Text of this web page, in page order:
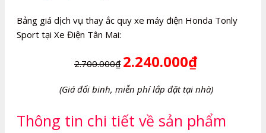
Bảng giá dịch vụ thay ắc quy xe máy điện Honda Tonly
Sport tại Xe Điện Tân Mai:
2.700.000₫ 2.240.000₫
(Giá đổi binh, miễn phí lắp đặt tại nhà)
Thông tin chi tiết về sản phẩm